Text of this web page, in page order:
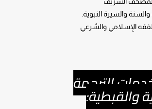
والسيرة النبوية.
الإسلامي والشرعي
الترجمة
والقبطية: